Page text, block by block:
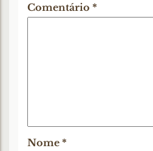
Comentário *
Nome *